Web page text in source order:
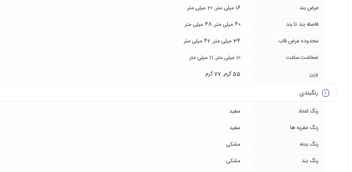
عرض بند 16 میلی متر ,20 میلی متر
فاصله بند تا بند
40 میلی متر ,48 میلی متر
محدوده عرض قاب
34 میلی متر ,42 میلی متر
ضخامت ساعت
10 میلی متر , 11 میلی متر
وزن
55 گرم ,77 گرم
رنگبندی
رنگ اعداد
سفید
رنگ عقربه ها
سفید
رنگ بدنه
مشکی
رنگ بند
مشکی